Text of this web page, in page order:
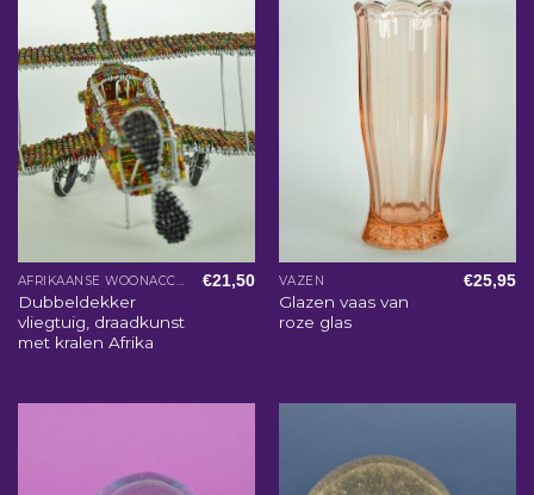
AFRIKAANSE WOONACCESSOIRES
Dubbeldekker
vliegtuig, draadkunst
met kralen Afrika
€21,50 VAZEN
Glazen vaas van
roze glas
€25,95